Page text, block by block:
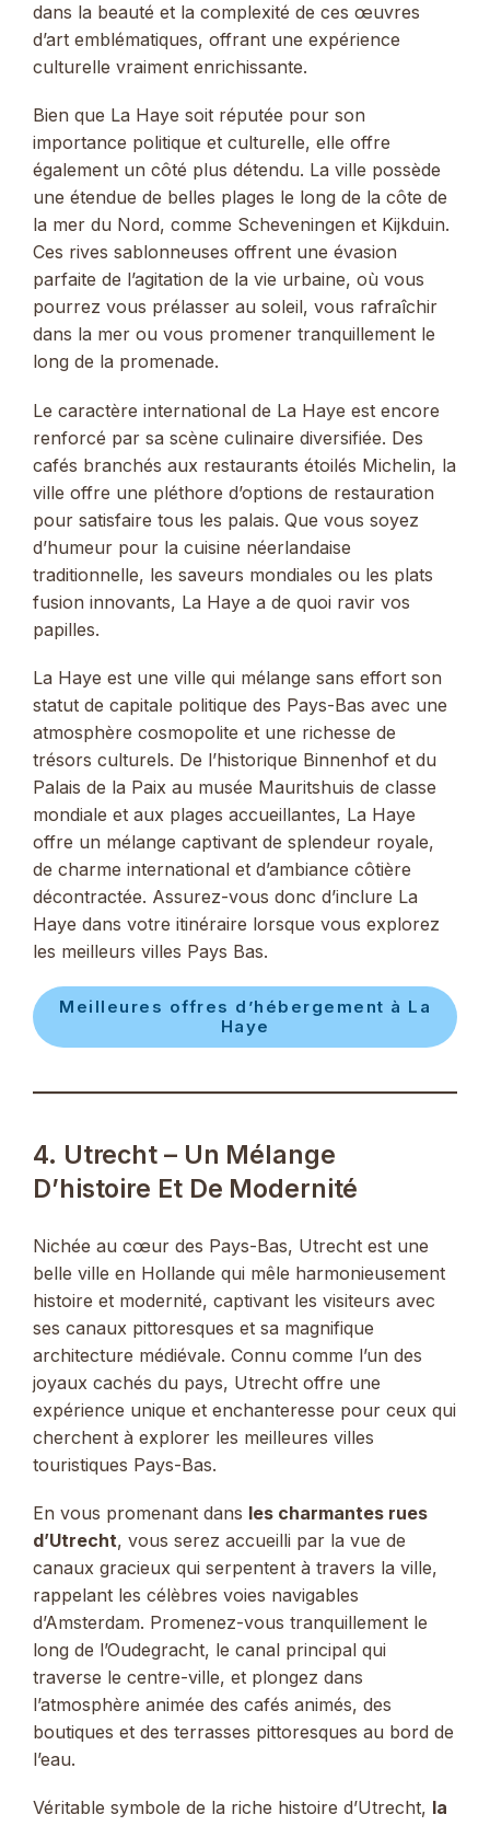
dans la beauté et la complexité de ces œuvres
d’art emblématiques, offrant une expérience
culturelle vraiment enrichissante.
Bien que La Haye soit réputée pour son
importance politique et culturelle, elle offre
également un côté plus détendu. La ville possède
une étendue de belles plages le long de la côte de
la mer du Nord, comme Scheveningen et Kijkduin.
Ces rives sablonneuses offrent une évasion
parfaite de l’agitation de la vie urbaine, où vous
pourrez vous prélasser au soleil, vous rafraîchir
dans la mer ou vous promener tranquillement le
long de la promenade.
Le caractère international de La Haye est encore
renforcé par sa scène culinaire diversifiée. Des
cafés branchés aux restaurants étoilés Michelin, la
ville offre une pléthore d’options de restauration
pour satisfaire tous les palais. Que vous soyez
d’humeur pour la cuisine néerlandaise
traditionnelle, les saveurs mondiales ou les plats
fusion innovants, La Haye a de quoi ravir vos
papilles.
La Haye est une ville qui mélange sans effort son
statut de capitale politique des Pays-Bas avec une
atmosphère cosmopolite et une richesse de
trésors culturels. De l’historique Binnenhof et du
Palais de la Paix au musée Mauritshuis de classe
mondiale et aux plages accueillantes, La Haye
offre un mélange captivant de splendeur royale,
de charme international et d’ambiance côtière
décontractée. Assurez-vous donc d’inclure La
Haye dans votre itinéraire lorsque vous explorez
les meilleurs villes Pays Bas.
Meilleures offres d’hébergement à La
Haye
4. Utrecht – Un Mélange
D’histoire Et De Modernité
Nichée au cœur des Pays-Bas, Utrecht est une
belle ville en Hollande qui mêle harmonieusement
histoire et modernité, captivant les visiteurs avec
ses canaux pittoresques et sa magnifique
architecture médiévale. Connu comme l’un des
joyaux cachés du pays, Utrecht offre une
expérience unique et enchanteresse pour ceux qui
cherchent à explorer les meilleures villes
touristiques Pays-Bas.
En vous promenant dans les charmantes rues
d’Utrecht, vous serez accueilli par la vue de
canaux gracieux qui serpentent à travers la ville,
rappelant les célèbres voies navigables
d’Amsterdam. Promenez-vous tranquillement le
long de l’Oudegracht, le canal principal qui
traverse le centre-ville, et plongez dans
l’atmosphère animée des cafés animés, des
boutiques et des terrasses pittoresques au bord de
l’eau.
Véritable symbole de la riche histoire d’Utrecht, la